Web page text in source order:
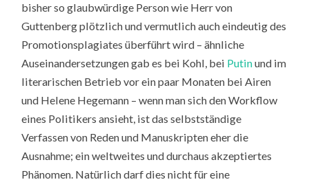
bisher so glaubwürdige Person wie Herr von
Guttenberg plötzlich und vermutlich auch eindeutig des
Promotionsplagiates überführt wird – ähnliche
Auseinandersetzungen gab es bei Kohl, bei Putinund im
literarischen Betrieb vor ein paar Monaten bei Airen
und Helene Hegemann – wenn man sich den Workflow
eines Politikers ansieht, ist das selbstständige
Verfassen von Reden und Manuskripten eher die
Ausnahme; ein weltweites und durchaus akzeptiertes
Phänomen. Natürlich darf dies nicht für eine